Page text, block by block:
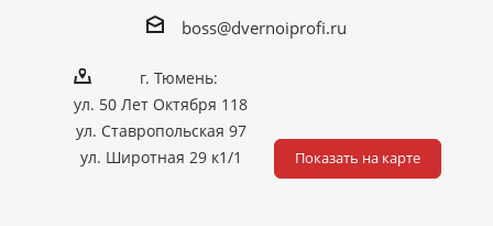
boss@dvernoiprofi.ru
г. Тюмень:
ул. 50 Лет Октября 118
ул. Ставропольская 97
ул. Широтная 29 к1/1
Показать на карте